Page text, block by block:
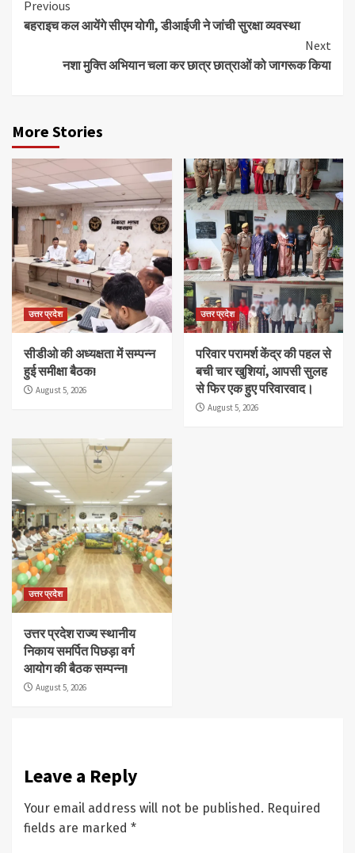
Continue
Reading
Previous
बहराइच कल आयेंगे सीएम योगी, डीआईजी ने जांची सुरक्षा व्यवस्था
Next
नशा मुक्ति अभियान चला कर छात्र छात्राओं को जागरूक किया
More Stories
उत्तर प्रदेश
सीडीओ की अध्यक्षता में सम्पन्न
हुई समीक्षा बैठक!
August 5, 2026
उत्तर प्रदेश
परिवार परामर्श केंद्र की पहल से
बची चार खुशियां, आपसी सुलह
से फिर एक हुए परिवारवाद।
August 5, 2026
उत्तर प्रदेश
उत्तर प्रदेश राज्य स्थानीय
निकाय समर्पित पिछड़ा वर्ग
आयोग की बैठक सम्पन्न!
August 5, 2026
Leave a Reply
Your email address will not be published. Required
fields are marked *